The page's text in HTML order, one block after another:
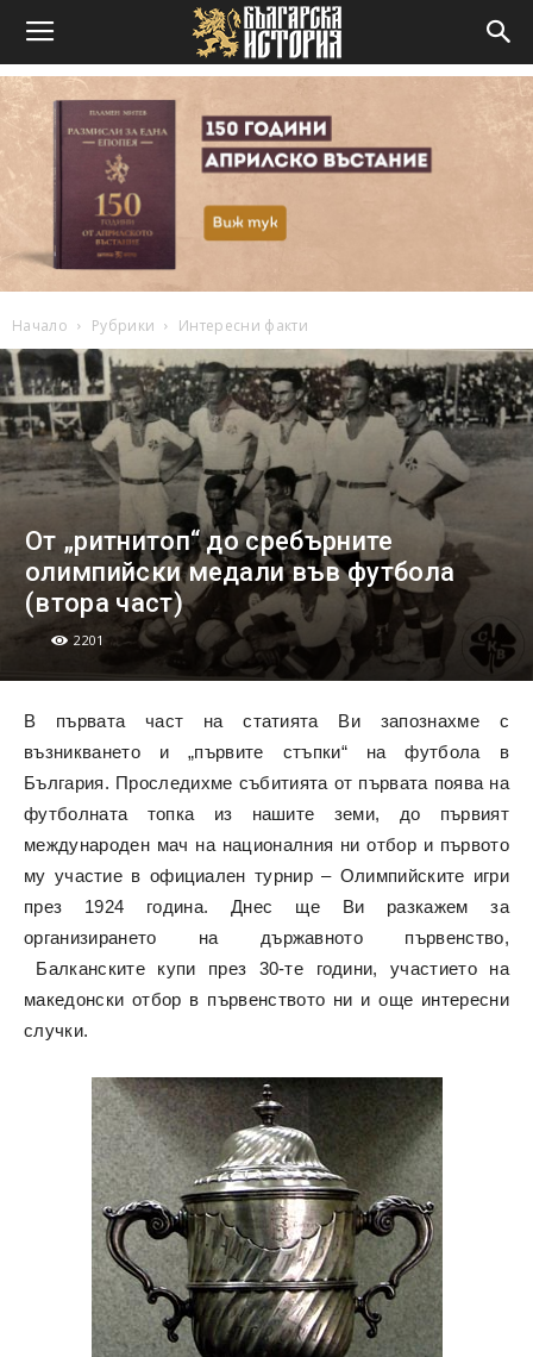
Начало Рубрики Интересни факти
От „ритнитоп“ до сребърните
олимпийски медали във футбола
(втора част)
2201
В първата част на статията Ви запознахме с
възникването и „първите стъпки“ на футбола в
България. Проследихме събитията от първата поява на
футболната топка из нашите земи, до първият
международен мач на националния ни отбор и първото
му участие в официален турнир – Олимпийските игри
през 1924 година. Днес ще Ви разкажем за
организирането на държавното първенство,
Балканските купи през 30-те години, участието на
македонски отбор в първенството ни и още интересни
случки.